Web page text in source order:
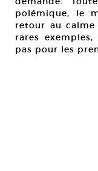
polémique, le
retour au
rares
pas pour les